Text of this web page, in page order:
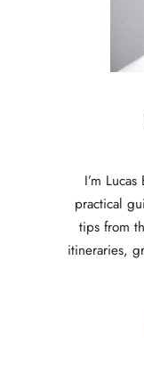
e
u
x
e
t
I’m
practical
tips from
itineraries,